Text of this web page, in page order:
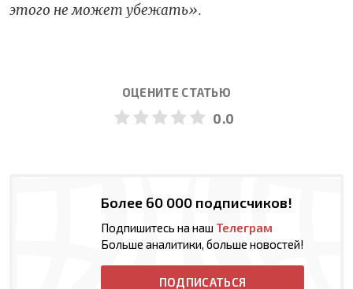
этого не может убежать».
ОЦЕНИТЕ СТАТЬЮ
0.0
Более 60 000 подписчиков!
Подпишитесь на наш Телеграм
Больше аналитики, больше новостей!
ПОДПИСАТЬСЯ